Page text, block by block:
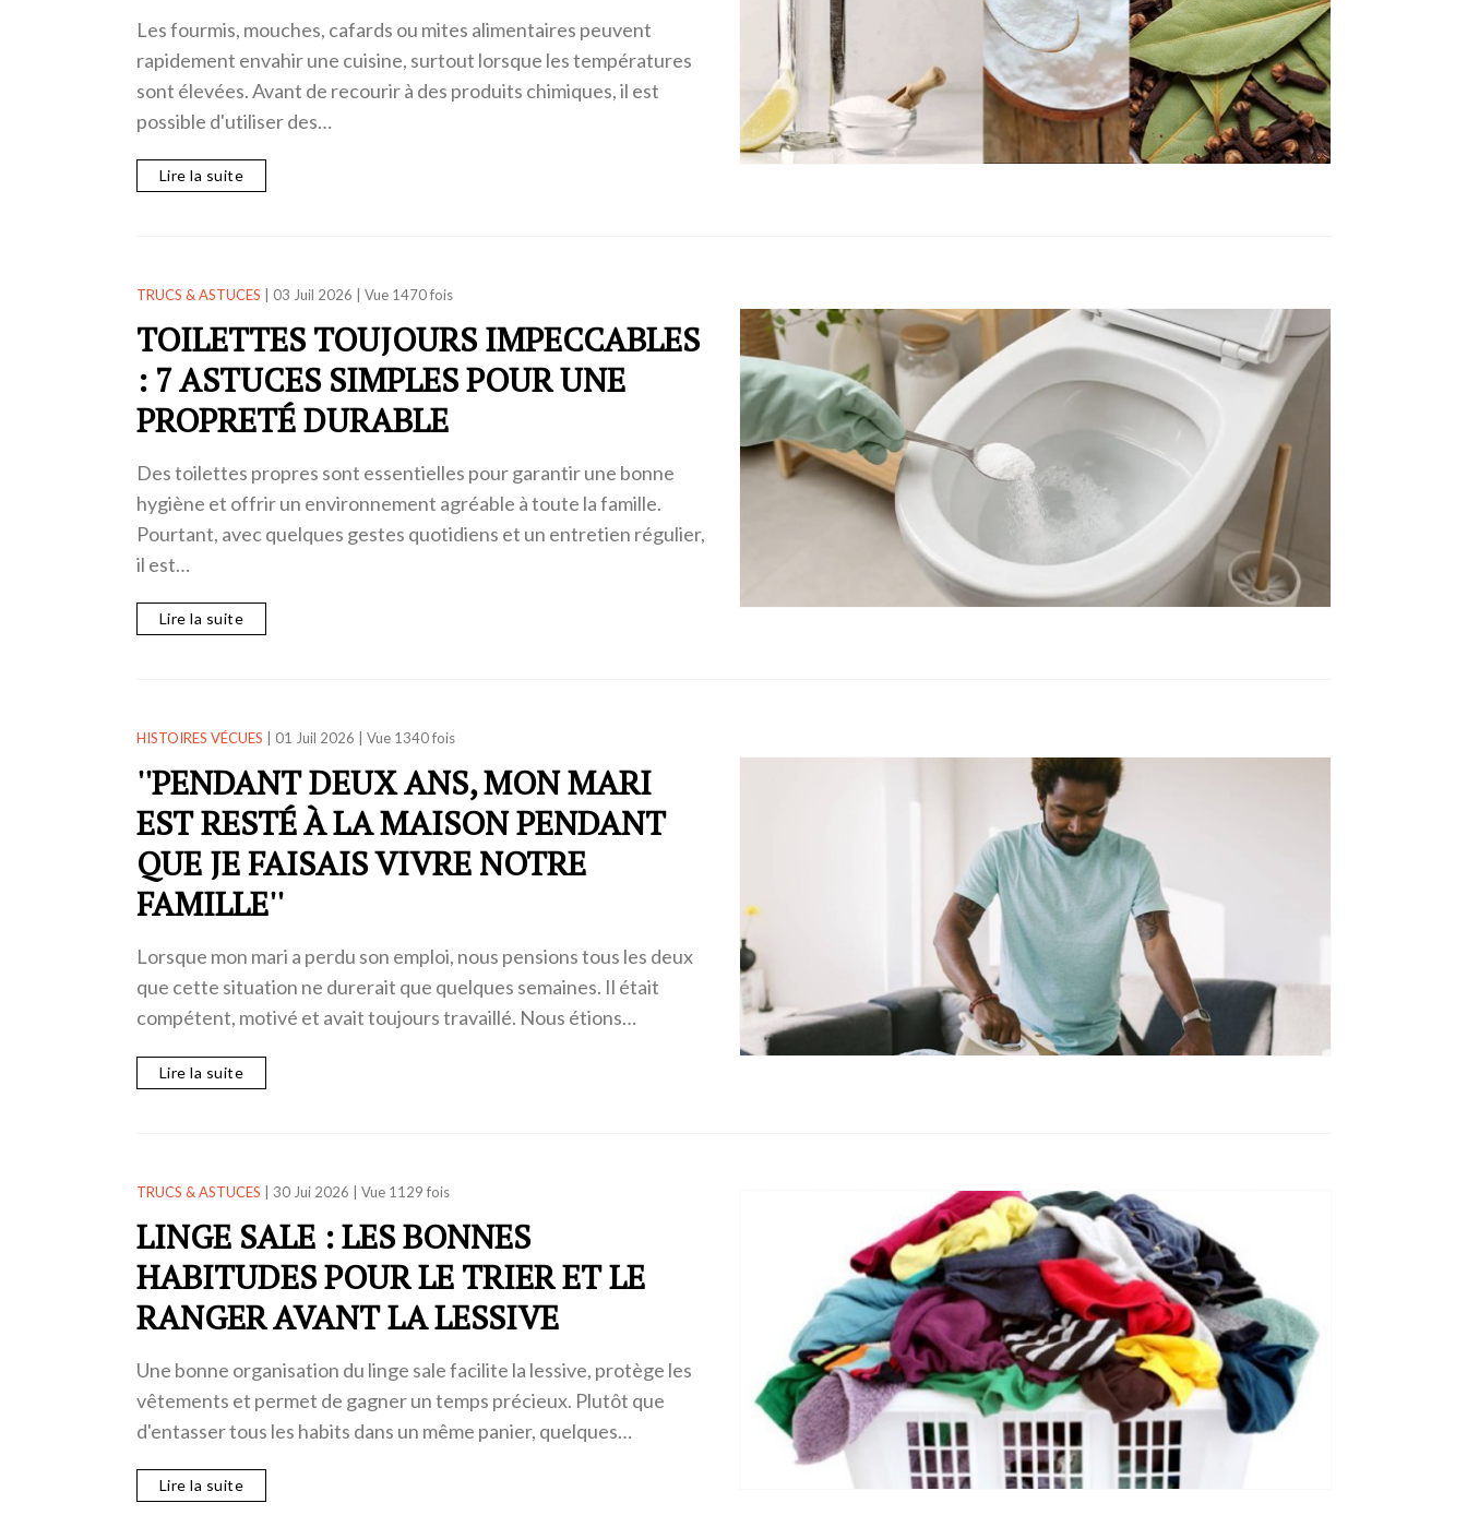
Les fourmis, mouches, cafards ou mites alimentaires peuvent
rapidement envahir une cuisine, surtout lorsque les températures
sont élevées. Avant de recourir à des produits chimiques, il est
possible d'utiliser des…
Lire la suite
TRUCS & ASTUCES 03 Juil 2026 Vue 1470 fois
TOILETTES TOUJOURS IMPECCABLES
: 7 ASTUCES SIMPLES POUR UNE
PROPRETÉ DURABLE
Des toilettes propres sont essentielles pour garantir une bonne
hygiène et offrir un environnement agréable à toute la famille.
Pourtant, avec quelques gestes quotidiens et un entretien régulier,
il est…
Lire la suite
HISTOIRES VÉCUES 01 Juil 2026 Vue 1340 fois
''PENDANT DEUX ANS, MON MARI
EST RESTÉ À LA MAISON PENDANT
QUE JE FAISAIS VIVRE NOTRE
FAMILLE''
Lorsque mon mari a perdu son emploi, nous pensions tous les deux
que cette situation ne durerait que quelques semaines. Il était
compétent, motivé et avait toujours travaillé. Nous étions…
Lire la suite
TRUCS & ASTUCES 30 Jui 2026 Vue 1129 fois
LINGE SALE : LES BONNES
HABITUDES POUR LE TRIER ET LE
RANGER AVANT LA LESSIVE
Une bonne organisation du linge sale facilite la lessive, protège les
vêtements et permet de gagner un temps précieux. Plutôt que
d'entasser tous les habits dans un même panier, quelques…
Lire la suite